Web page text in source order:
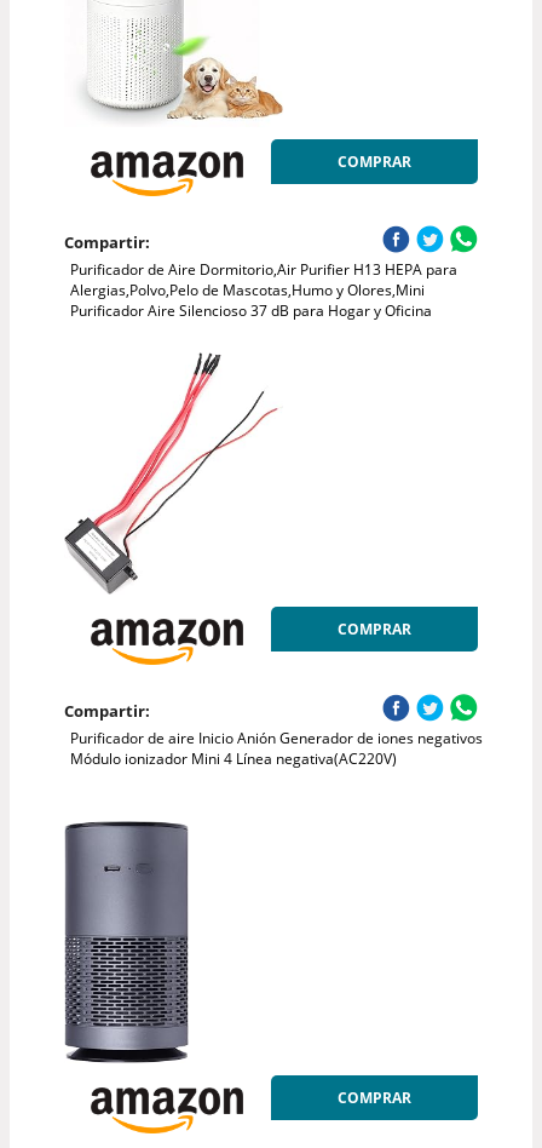
COMPRAR
Compartir:
Purificador de Aire Dormitorio,Air Purifier H13 HEPA para
Alergias,Polvo,Pelo de Mascotas,Humo y Olores,Mini
Purificador Aire Silencioso 37 dB para Hogar y Oficina
COMPRAR
Compartir:
Purificador de aire Inicio Anión Generador de iones negativos
Módulo ionizador Mini 4 Línea negativa(AC220V)
COMPRAR